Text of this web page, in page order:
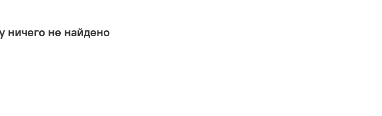
ничего не найдено